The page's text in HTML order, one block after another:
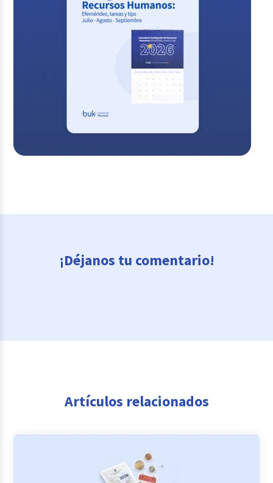
¡Déjanos tu comentario!
Artículos relacionados